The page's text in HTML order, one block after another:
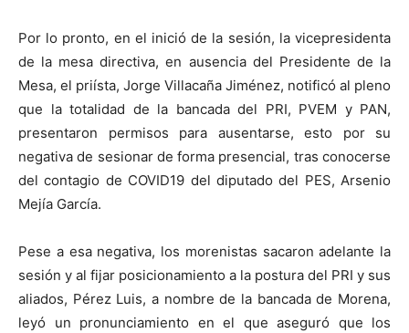
Por lo pronto, en el inició de la sesión, la vicepresidenta
de la mesa directiva, en ausencia del Presidente de la
Mesa, el priísta, Jorge Villacaña Jiménez, notificó al pleno
que la totalidad de la bancada del PRI, PVEM y PAN,
presentaron permisos para ausentarse, esto por su
negativa de sesionar de forma presencial, tras conocerse
del contagio de COVID19 del diputado del PES, Arsenio
Mejía García.
Pese a esa negativa, los morenistas sacaron adelante la
sesión y al fijar posicionamiento a la postura del PRI y sus
aliados, Pérez Luis, a nombre de la bancada de Morena,
leyó un pronunciamiento en el que aseguró que los